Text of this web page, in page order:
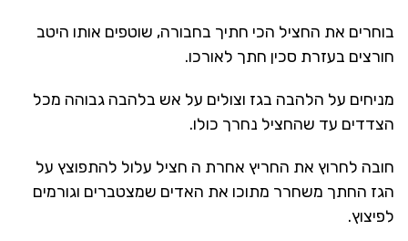
בוחרים את החציל הכי חתיך בחבורה, שוטפים אותו היטב
חורצים בעזרת סכין חתך לאורכו.
מניחים על הלהבה בגז וצולים על אש בלהבה גבוהה מכל
הצדדים עד שהחציל נחרך כולו.
חובה לחרוץ את החריץ אחרת ה חציל עלול להתפוצץ על
הגז החתך משחרר מתוכו את האדים שמצטברים וגורמים
לפיצוץ.